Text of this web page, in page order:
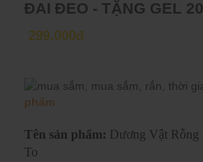
ĐAI ĐEO - TẶNG GEL
299.000đ
phẩm
Tên sản phẩm: Dương Vật
To